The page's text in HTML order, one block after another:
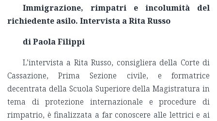
Immigrazione, rimpatri e incolumità del
richiedente asilo. Intervista a Rita Russo
di Paola Filippi
L’intervista a Rita Russo, consigliera della Corte di
Cassazione, Prima Sezione civile, e formatrice
decentrata della Scuola Superiore della Magistratura in
tema di protezione internazionale e procedure di
rimpatrio, è finalizzata a far conoscere alle lettrici e ai